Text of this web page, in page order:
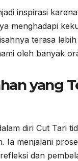
inspirasi karena
menghadapi
terasa
oleh banyak
yang
diri Cut Tari
Ia menjalani
dan